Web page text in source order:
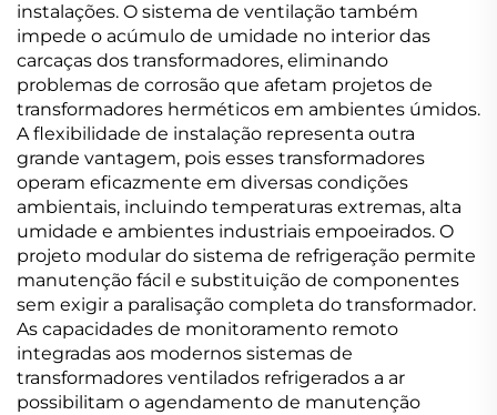
instalações. O sistema de ventilação também
impede o acúmulo de umidade no interior das
carcaças dos transformadores, eliminando
problemas de corrosão que afetam projetos de
transformadores herméticos em ambientes úmidos.
A flexibilidade de instalação representa outra
grande vantagem, pois esses transformadores
operam eficazmente em diversas condições
ambientais, incluindo temperaturas extremas, alta
umidade e ambientes industriais empoeirados. O
projeto modular do sistema de refrigeração permite
manutenção fácil e substituição de componentes
sem exigir a paralisação completa do transformador.
As capacidades de monitoramento remoto
integradas aos modernos sistemas de
transformadores ventilados refrigerados a ar
possibilitam o agendamento de manutenção